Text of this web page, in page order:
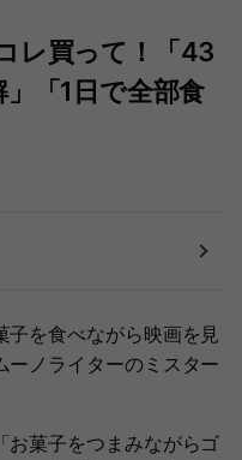
レ買って！「43
「1日で全部食
子を食べながら映画を見
ーノライターのミスター
お菓子をつまみながらゴ